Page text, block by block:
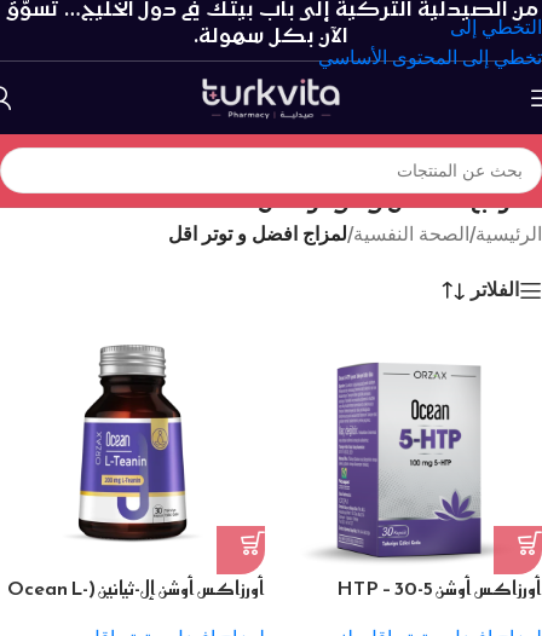
التخطي إلى
تخطي إلى المحتوى الأساسي
من الصيدلية التركية إلى باب بيتك في دول الخليج… تسوّق
الآن بكل سهولة.
لمزاج افضل و توتر اقل
الرئيسية/الصحة النفسية/لمزاج افضل و توتر اقل
الفلاتر
أورزاكس أوشن 5-HTP – 30
أورزاكس أوشن إل-ثيانين (Ocean L-